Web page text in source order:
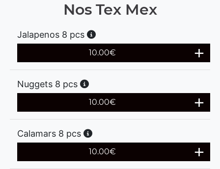
Nos Tex Mex
Jalapenos 8 pcs
10.00€
Nuggets 8 pcs
10.00€
Calamars 8 pcs
10.00€